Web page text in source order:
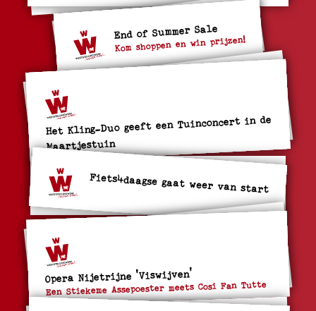
End of Summer Sale
Kom shoppen en win prijzen!
Het Kling-Duo geeft een Tuinconcert in de
Maartjestuin
Fiets4daagse gaat weer van start
Opera Nijetrijne 'Viswijven'
Een Stiekeme Assepoester meets Cosi Fan Tutte